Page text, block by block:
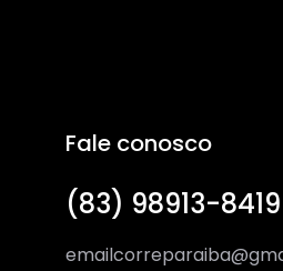
Fale conosco
(83) 98913-8419